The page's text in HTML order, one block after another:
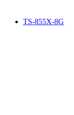
TS-855X-8G